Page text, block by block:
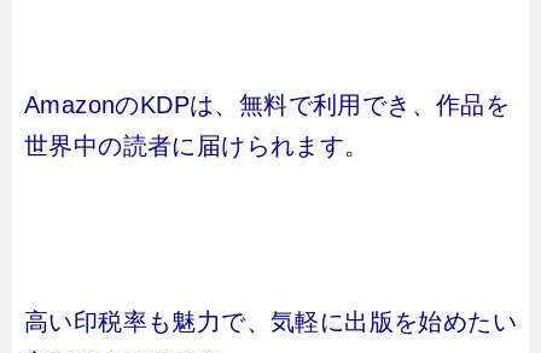
AmazonのKDPは、無料で利用でき、作品を
世界中の読者に届けられます。
高い印税率も魅力で、気軽に出版を始めたい